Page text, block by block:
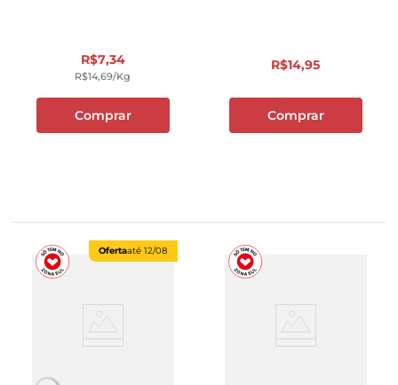
R$7,34
R$14,69/kg
Comprar
R$14,95
Comprar
Ofertaaté 12/08